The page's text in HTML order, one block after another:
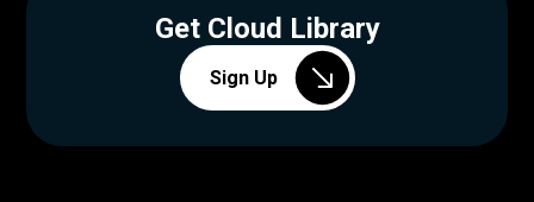
Get Cloud Library
Sign Up